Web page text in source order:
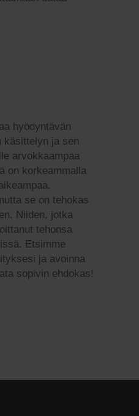
hyödyntävän
käsittelyn ja sen
arvokkaampaa
on korkeammalla
se on tehokas
Niiden, jotka
tehonsa
Etsimme
ja avoinna
sopivin ehdokas!